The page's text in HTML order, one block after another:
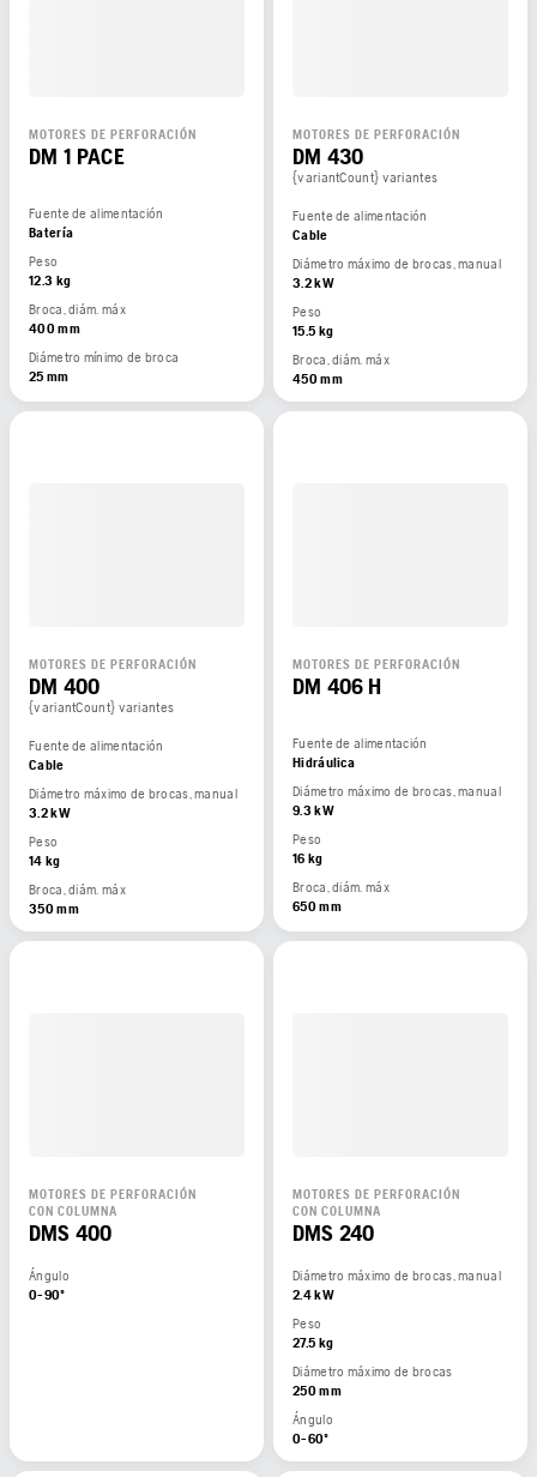
MOTORES DE PERFORACIÓN
DM 1 PACE
Fuente de alimentación
Batería
Peso
12.3 kg
Broca, diám. máx
400 mm
Diámetro mínimo de broca
25 mm
MOTORES DE PERFORACIÓN
DM 430
{variantCount} variantes
Fuente de alimentación
Cable
Diámetro máximo de brocas, manual
3.2 kW
Peso
15.5 kg
Broca, diám. máx
450 mm
MOTORES DE PERFORACIÓN
DM 400
{variantCount} variantes
Fuente de alimentación
Cable
Diámetro máximo de brocas, manual
3.2 kW
Peso
14 kg
Broca, diám. máx
350 mm
MOTORES DE PERFORACIÓN
DM 406 H
Fuente de alimentación
Hidráulica
Diámetro máximo de brocas, manual
9.3 kW
Peso
16 kg
Broca, diám. máx
650 mm
MOTORES DE PERFORACIÓN
CON COLUMNA
DMS 400
Ángulo
0-90º
MOTORES DE PERFORACIÓN
CON COLUMNA
DMS 240
Diámetro máximo de brocas, manual
2.4 kW
Peso
27.5 kg
Diámetro máximo de brocas
250 mm
Ángulo
0-60º